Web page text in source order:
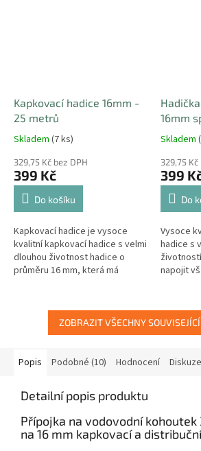
Kapkovací hadice 16mm -
25 metrů
Skladem (7 ks)
329,75 Kč bez DPH
399 Kč
Do košíku
Kapkovací hadice je vysoce
kvalitní kapkovací hadice s velmi
dlouhou životnost hadice o
průměru 16 mm, která má
16mm
Skladem
329,75 Kč
399
Do
Vysoce
hadice s
napojit
má...
ZOBRAZIT VŠECHNY
Popis Podobné (10) Hodnocení Diskuze
Detailní popis produktu
Přípojka na vodovodní
na 16 mm kapkovací a